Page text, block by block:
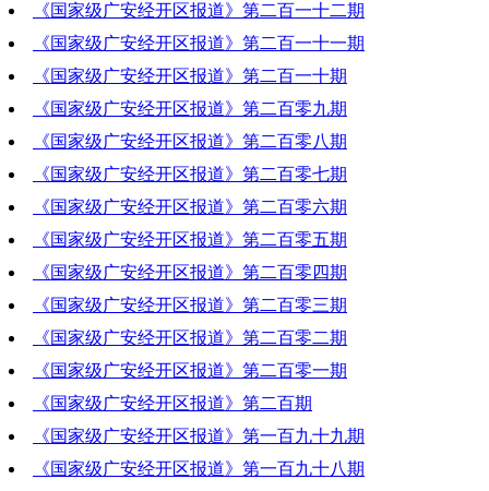
2023-04-13 18:08:58
《国家级广安经开区报道》第二百一十二期
2023-04-06 19:46:07
《国家级广安经开区报道》第二百一十一期
2023-03-30 19:58:43
《国家级广安经开区报道》第二百一十期
2023-03-23 19:54:41
《国家级广安经开区报道》第二百零九期
2023-03-16 20:39:46
《国家级广安经开区报道》第二百零八期
2023-03-09 19:05:02
《国家级广安经开区报道》第二百零七期
2023-03-02 21:06:38
《国家级广安经开区报道》第二百零六期
2023-02-23 19:26:17
《国家级广安经开区报道》第二百零五期
2023-02-16 19:55:04
《国家级广安经开区报道》第二百零四期
2023-02-09 19:06:13
《国家级广安经开区报道》第二百零三期
2023-02-02 19:59:14
《国家级广安经开区报道》第二百零二期
2023-01-26 16:41:56
《国家级广安经开区报道》第二百零一期
《国家级广安经开区报道》第二百期
2023-01-12 19:51:28
《国家级广安经开区报道》第一百九十九期
2023-01-05 19:23:33
《国家级广安经开区报道》第一百九十八期